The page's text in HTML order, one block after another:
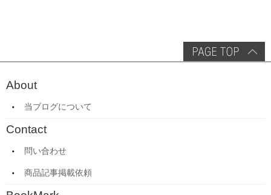
About
当ブログについて
Contact
問い合わせ
商品記事掲載依頼